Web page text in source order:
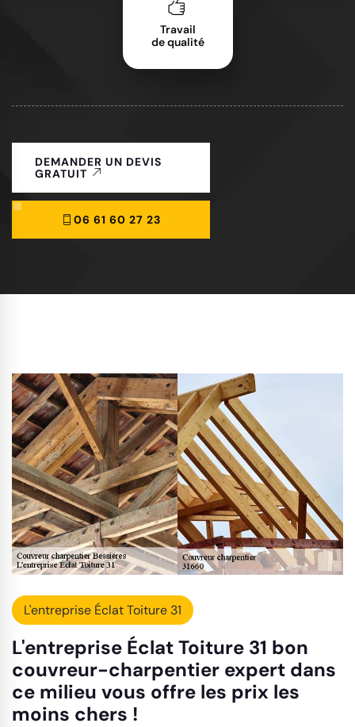
Travail
de qualité
DEMANDER UN DEVIS
GRATUIT
06 61 60 27 23
L'entreprise Éclat Toiture 31
L'entreprise Éclat Toiture 31 bon
couvreur-charpentier expert dans
ce milieu vous offre les prix les
moins chers !